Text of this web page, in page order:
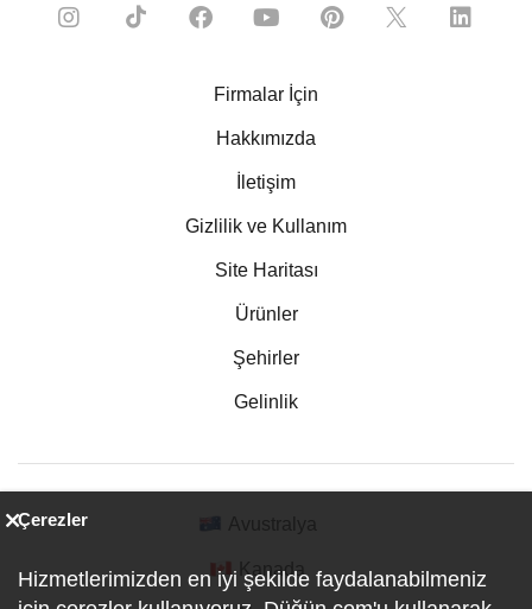
Firmalar İçin
Hakkımızda
İletişim
Gizlilik ve Kullanım
Site Haritası
Ürünler
Şehirler
Gelinlik
Kanada
Çerezler
Hizmetlerimizden en iyi şekilde faydalanabilmeniz